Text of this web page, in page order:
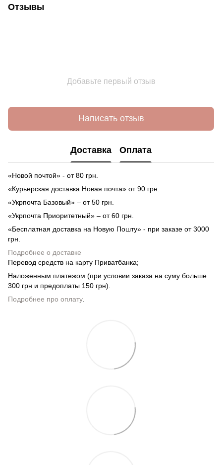
Отзывы
Добавьте первый отзыв
Написать отзыв
Доставка Оплата
«Новой почтой» - от 80 грн.
«Курьерская доставка Новая почта» от 90 грн.
«Укрпочта Базовый» – от 50 грн.
«Укрпочта Приоритетный» – от 60 грн.
«Бесплатная доставка на Новую Пошту» - при заказе от 3000
грн.
Подробнее о доставке
Перевод средств на карту Приватбанка;
Наложенным платежом (при условии заказа на суму больше
300 грн и предоплаты 150 грн).
Подробнее про оплату.